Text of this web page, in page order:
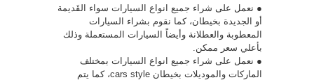
● نعمل على شراء جميع انواع السيارات سواء القَديمة
أو الجديدة بخيطان، كما نقوم بشراء السيارات
المعطوبة والعطلانة وأيضاً السيارات المستعملة وذلك
بأعلي سعر ممكن.
● نعمل على شراء جميع انواع السيارات بمختلف
الماركات والموديلات بخيطان cars style، كما يتم